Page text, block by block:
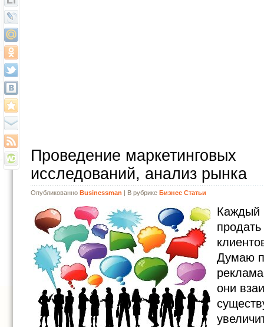
Проведение маркетинговых
исследований, анализ рынка
Опубликованно Businessman | В рубрике Бизнес Статьи
Каждый
Думаю
они